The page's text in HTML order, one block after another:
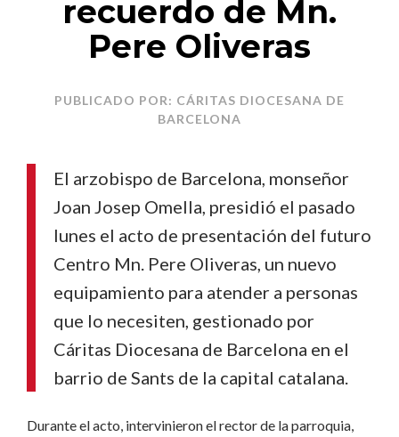
recuerdo de Mn.
Pere Oliveras
PUBLICADO POR: CÁRITAS DIOCESANA DE
BARCELONA
El arzobispo de Barcelona, monseñor
Joan Josep Omella, presidió el pasado
lunes el acto de presentación del futuro
Centro Mn. Pere Oliveras, un nuevo
equipamiento para atender a personas
que lo necesiten, gestionado por
Cáritas Diocesana de Barcelona en el
barrio de Sants de la capital catalana.
Durante el acto, intervinieron el rector de la parroquia,